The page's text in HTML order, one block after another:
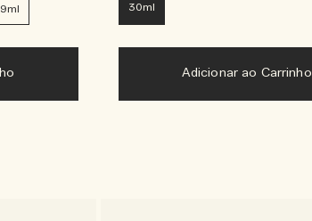
9ml 30ml
Adicionar ao Carrinho